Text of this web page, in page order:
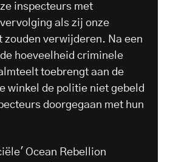
inspecteurs met
als zij onze
zouden verwijderen. Na een
hoeveelheid criminele
toebrengt aan de
winkel de politie niet gebeld
doorgegaan met hun
Ocean Rebellion